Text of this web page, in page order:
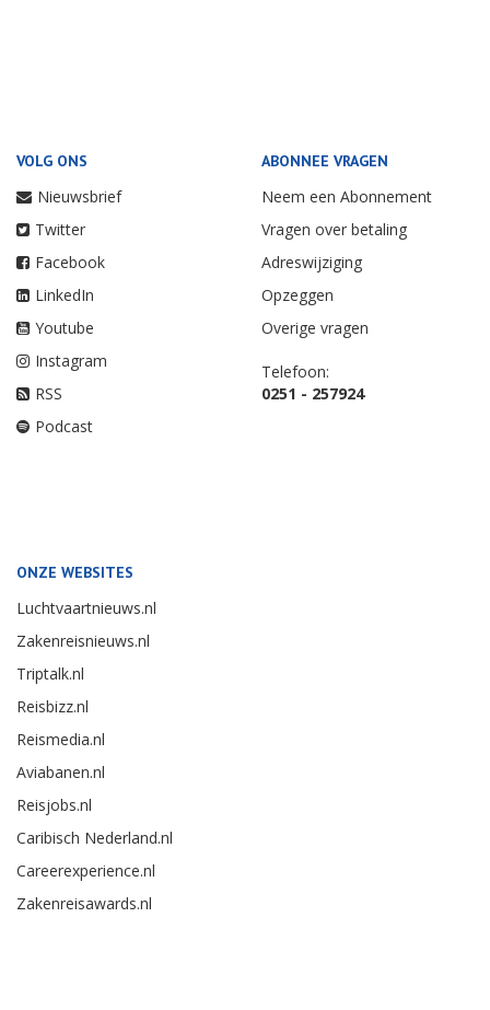
VOLG ONS
Nieuwsbrief
Twitter
Facebook
LinkedIn
Youtube
Instagram
RSS
Podcast
ABONNEE VRAGEN
Neem een Abonnement
Vragen over betaling
Adreswijziging
Opzeggen
Overige vragen
Telefoon:
0251 - 257924
ONZE WEBSITES
Luchtvaartnieuws.nl
Zakenreisnieuws.nl
Triptalk.nl
Reisbizz.nl
Reismedia.nl
Aviabanen.nl
Reisjobs.nl
Caribisch Nederland.nl
Careerexperience.nl
Zakenreisawards.nl